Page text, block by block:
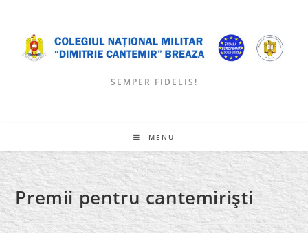
content
SEMPER FIDELIS!
MENU
Premii pentru cantemirişti